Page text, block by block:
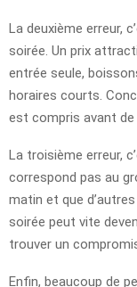
La deuxième erreur,
soirée. Un prix
entrée seule,
horaires courts.
est compris avant de
La troisième erreur,
correspond pas au
matin et que
soirée peut vite
trouver un
Enfin, beaucoup de